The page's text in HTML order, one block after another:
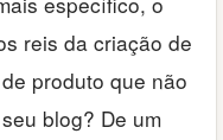
reis da criação de
produto que não
blog? De um